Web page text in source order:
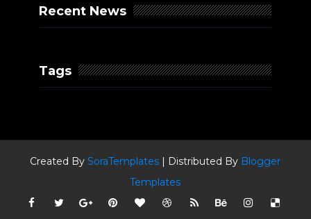
Recent News
Tags
Created BySoraTemplates | Distributed By Blogger
Templates